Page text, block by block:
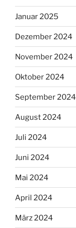
Januar 2025
Dezember 2024
November 2024
Oktober 2024
September 2024
August 2024
Juli 2024
Juni 2024
Mai 2024
April 2024
März 2024